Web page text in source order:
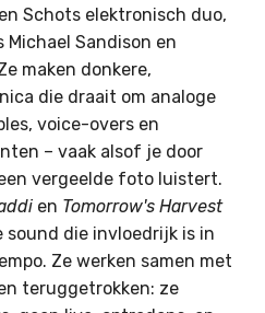
Schots elektronisch duo,
Michael Sandison en
maken donkere,
die draait om analoge
voice-overs en
– vaak alsof je door
vergeelde foto luistert.
en Tomorrow's Harvest
sound die invloedrijk is in
Ze werken samen met
teruggetrokken: ze